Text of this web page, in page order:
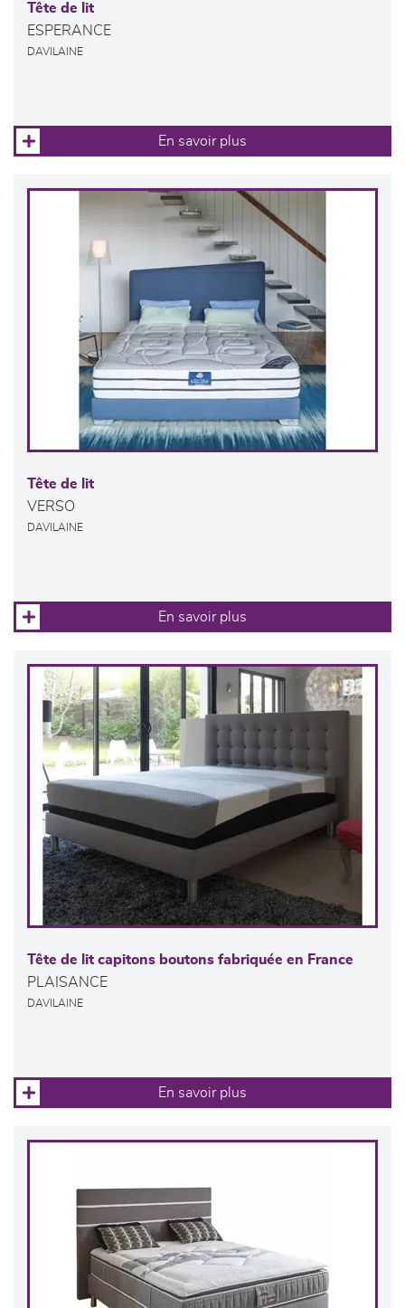
Tête de lit
ESPERANCE
DAVILAINE
En savoir plus
Tête de lit
VERSO
DAVILAINE
En savoir plus
Tête de lit capitons boutons fabriquée en France
PLAISANCE
DAVILAINE
En savoir plus